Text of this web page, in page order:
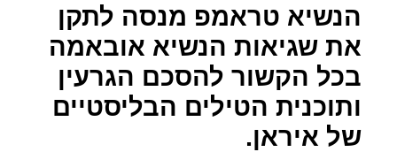
הנשיא טראמפ מנסה לתקן
את שגיאות הנשיא אובאמה
בכל הקשור להסכם הגרעין
ותוכנית הטילים הבליסטיים
של איראן.